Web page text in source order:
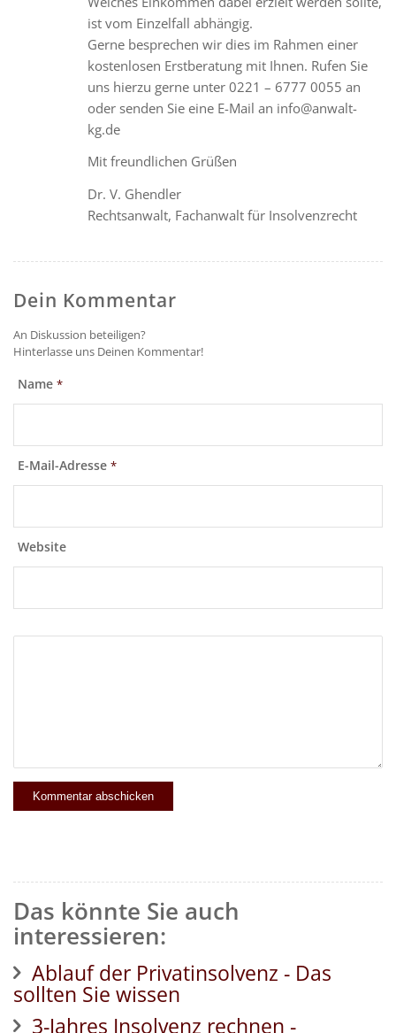
ist vom Einzelfall abhängig.
Gerne besprechen wir dies im Rahmen einer
kostenlosen Erstberatung mit Ihnen. Rufen Sie
uns hierzu gerne unter 0221 – 6777 0055 an
oder senden Sie eine E-Mail an info@anwalt-
kg.de
Mit freundlichen Grüßen
Dr. V. Ghendler
Rechtsanwalt, Fachanwalt für Insolvenzrecht
Dein Kommentar
An Diskussion beteiligen?
Hinterlasse uns Deinen Kommentar!
Name *
E-Mail-Adresse *
Website
Das könnte Sie auch
interessieren:
Ablauf der Privatinsolvenz - Das
sollten Sie wissen
3-Jahres Insolvenz rechnen -